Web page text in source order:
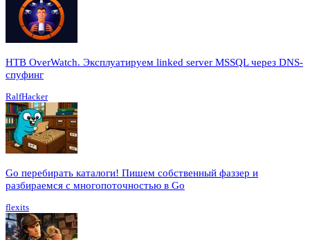
HTB OverWatch. Эксплуатируем linked server MSSQL через DNS-
спуфинг
RalfHacker
Go перебирать каталоги! Пишем собственный фаззер и
разбираемся с многопоточностью в Go
flexits